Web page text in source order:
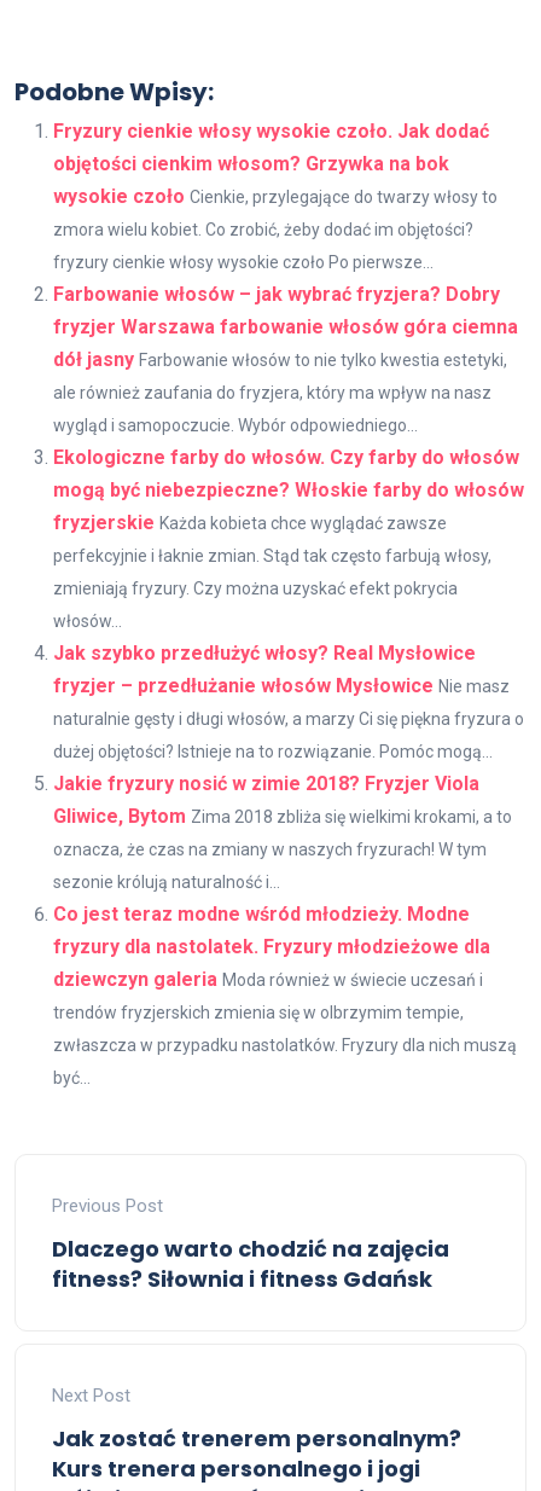
Podobne Wpisy:
Fryzury cienkie włosy wysokie czoło. Jak dodać
objętości cienkim włosom? Grzywka na bok
wysokie czoło Cienkie, przylegające do twarzy włosy to
zmora wielu kobiet. Co zrobić, żeby dodać im objętości?
fryzury cienkie włosy wysokie czoło Po pierwsze...
Farbowanie włosów – jak wybrać fryzjera? Dobry
fryzjer Warszawa farbowanie włosów góra ciemna
dół jasny Farbowanie włosów to nie tylko kwestia estetyki,
ale również zaufania do fryzjera, który ma wpływ na nasz
wygląd i samopoczucie. Wybór odpowiedniego...
Ekologiczne farby do włosów. Czy farby do włosów
mogą być niebezpieczne? Włoskie farby do włosów
fryzjerskie Każda kobieta chce wyglądać zawsze
perfekcyjnie i łaknie zmian. Stąd tak często farbują włosy,
zmieniają fryzury. Czy można uzyskać efekt pokrycia
włosów...
Jak szybko przedłużyć włosy? Real Mysłowice
fryzjer – przedłużanie włosów Mysłowice Nie masz
naturalnie gęsty i długi włosów, a marzy Ci się piękna fryzura o
dużej objętości? Istnieje na to rozwiązanie. Pomóc mogą...
Jakie fryzury nosić w zimie 2018? Fryzjer Viola
Gliwice, Bytom Zima 2018 zbliża się wielkimi krokami, a to
oznacza, że czas na zmiany w naszych fryzurach! W tym
sezonie królują naturalność i...
Co jest teraz modne wśród młodzieży. Modne
fryzury dla nastolatek. Fryzury młodzieżowe dla
dziewczyn galeria Moda również w świecie uczesań i
trendów fryzjerskich zmienia się w olbrzymim tempie,
zwłaszcza w przypadku nastolatków. Fryzury dla nich muszą
być...
Previous Post
Dlaczego warto chodzić na zajęcia
fitness? Siłownia i fitness Gdańsk
Next Post
Jak zostać trenerem personalnym?
Kurs trenera personalnego i jogi